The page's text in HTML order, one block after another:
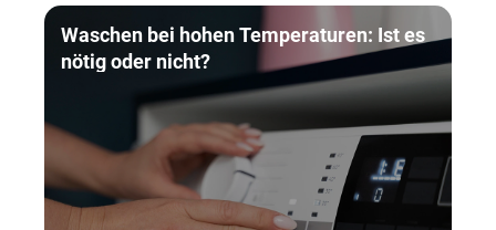
Waschen bei hohen Temperaturen: Ist es
nötig oder nicht?